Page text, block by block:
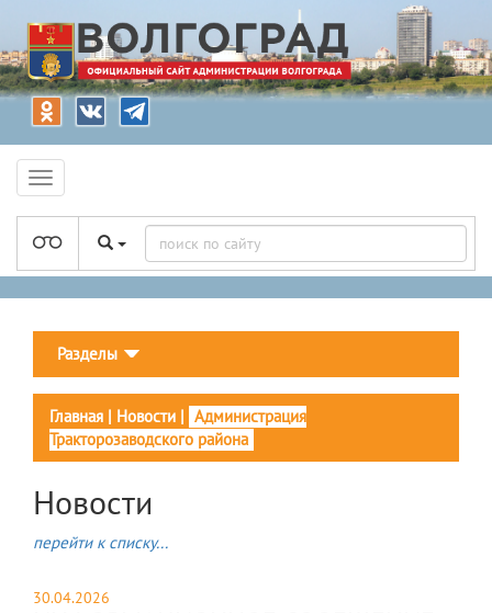
Разделы
Главная | Новости | Администрация
Тракторозаводского района
Новости
перейти к списку...
30.04.2026